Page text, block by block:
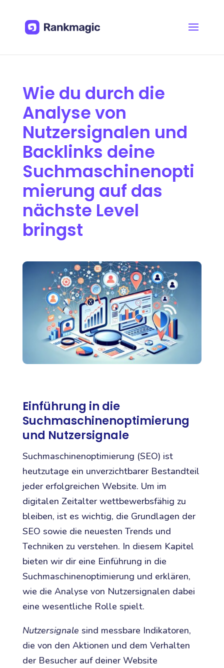
Wie du durch die
Analyse von
Nutzersignalen und
Backlinks deine
Suchmaschinenopti
mierung auf das
nächste Level
bringst
Einführung in die
Suchmaschinenoptimierung
und Nutzersignale
Suchmaschinenoptimierung (SEO) ist
heutzutage ein unverzichtbarer Bestandteil
jeder erfolgreichen Website. Um im
digitalen Zeitalter wettbewerbsfähig zu
bleiben, ist es wichtig, die Grundlagen der
SEO sowie die neuesten Trends und
Techniken zu verstehen. In diesem Kapitel
bieten wir dir eine Einführung in die
Suchmaschinenoptimierung und erklären,
wie die Analyse von Nutzersignalen dabei
eine wesentliche Rolle spielt.
Nutzersignale sind messbare Indikatoren,
die von den Aktionen und dem Verhalten
der Besucher auf deiner Website